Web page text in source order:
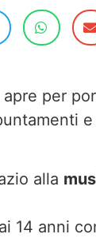
apre per
alla
14 anni